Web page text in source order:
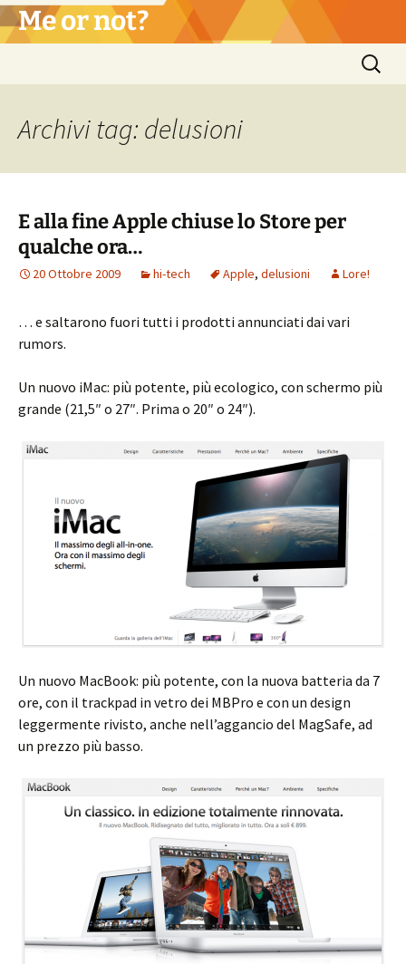
Vai
al Me or not?
Ricerca
per:
Archivi tag: delusioni
E alla fine Apple chiuse lo Store per
qualche ora…
20 Ottobre 2009 hi-tech Apple, delusioni Lore!
… e saltarono fuori tutti i prodotti annunciati dai vari
rumors.
Un nuovo iMac: più potente, più ecologico, con schermo più
grande (21,5″ o 27″. Prima o 20″ o 24″).
Un nuovo MacBook: più potente, con la nuova batteria da 7
ore, con il trackpad in vetro dei MBPro e con un design
leggermente rivisto, anche nell’aggancio del MagSafe, ad
un prezzo più basso.